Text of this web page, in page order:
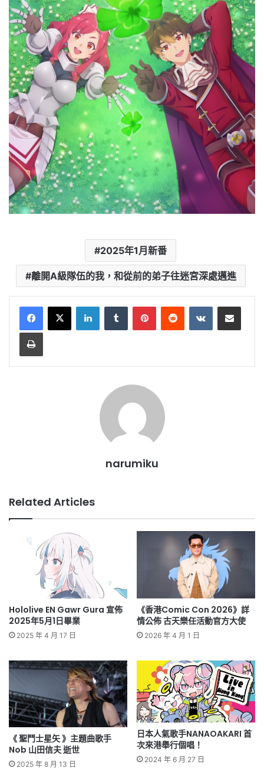
2025年1月新番
離開A級隊伍的我，和從前的弟子往迷宮深處邁進
LinkedInTumblr PinterestReddit VKontakteShare via Email
Print
narumiku
Related Articles
Hololive EN Gawr Gura 宣佈
2025年5月1日畢業
2025 年 4 月 17 日
《香港Comic Con 2026》詳
情公佈 古天樂任活動官方大使
2026 年 4 月 1 日
《 聖鬥士星矢 》主題曲歌手
Nob 山田信夫 逝世
2025 年 8 月 13 日
日本人氣歌手NANAOAKARI 首
次來港舉行個唱！
2024 年 6 月 27 日